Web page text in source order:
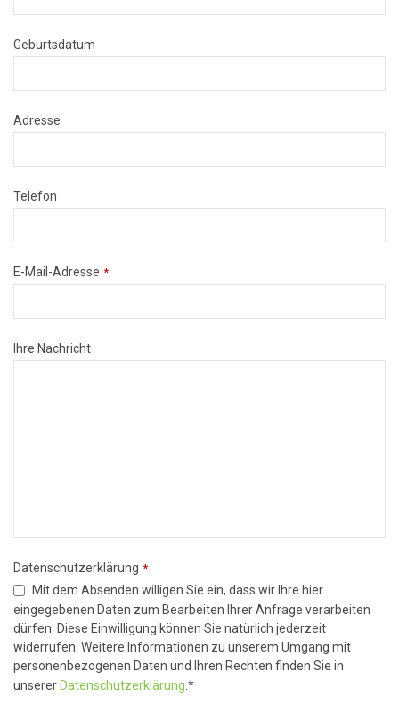
Geburtsdatum
Adresse
Telefon
E-Mail-Adresse *
Ihre Nachricht
Datenschutzerklärung *
Mit dem Absenden willigen Sie ein, dass wir Ihre hier
eingegebenen Daten zum Bearbeiten Ihrer Anfrage verarbeiten
dürfen. Diese Einwilligung können Sie natürlich jederzeit
widerrufen. Weitere Informationen zu unserem Umgang mit
personenbezogenen Daten und Ihren Rechten finden Sie in
unserer Datenschutzerklärung .*